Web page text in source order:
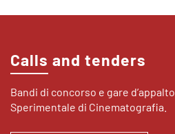
Calls and tenders
Bandi di concorso e gare
Sperimentale di Cinematografia.